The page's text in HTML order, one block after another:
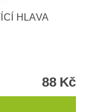
HLAVA
88 Kč